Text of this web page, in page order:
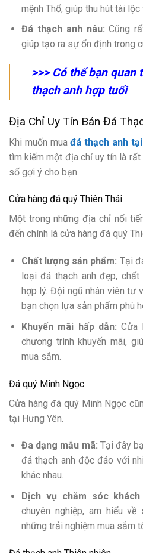
mệnh Thổ, giúp thu hút tài lộc
Đá thạch anh nâu: Cũng
giúp tạo ra sự ổn định trong
>>> Có thể bạn quan
thạch anh hợp tuổi
Địa Chỉ Uy Tín Bán Đá
Khi muốn muađá thạch anh
tìm kiếm một địa chỉ uy tín là
số gợi ý cho bạn.
Cửa hàng đá quý Thiên Thái
Một trong những địa chỉ nổi
đến chính là cửa hàng đá quý
Chất lượng sản phẩm: Tại
loại đá thạch anh đẹp,
hợp lý. Đội ngũ nhân viên tư
bạn chọn lựa sản phẩm phù
Khuyến mãi hấp dẫn: Cửa
chương trình khuyến mãi,
mua sắm.
Đá quý Minh Ngọc
Cửa hàng đá quý Minh Ngọc
tại Hưng Yên.
Đa dạng mẫu mã: Tại đây
đá thạch anh độc đáo với
khác nhau.
Dịch vụ chăm sóc khách
chuyên nghiệp, am hiểu
những trải nghiệm mua sắm